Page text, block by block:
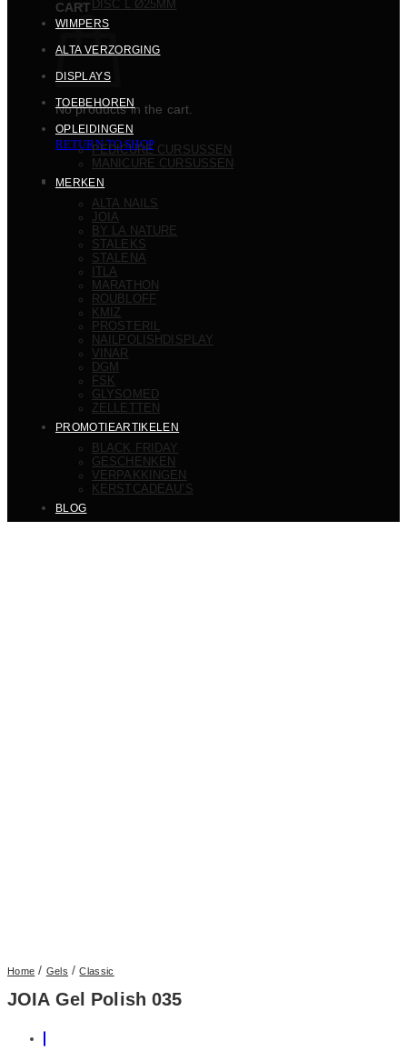
CART
No products in the cart.
RETURN TO SHOP
DISC L Ø25MM
WIMPERS
ALTA VERZORGING
DISPLAYS
TOEBEHOREN
OPLEIDINGEN
PEDICURE CURSUSSEN
MANICURE CURSUSSEN
MERKEN
ALTA NAILS
JOIA
BY LA NATURE
STALEKS
STALENA
ITLA
MARATHON
ROUBLOFF
KMIZ
PROSTERIL
NAILPOLISHDISPLAY
VINAR
DGM
FSK
GLYSOMED
ZELLETTEN
PROMOTIEARTIKELEN
BLACK FRIDAY
GESCHENKEN
VERPAKKINGEN
KERSTCADEAU’S
BLOG
Home / Gels / Classic
JOIA Gel Polish 035